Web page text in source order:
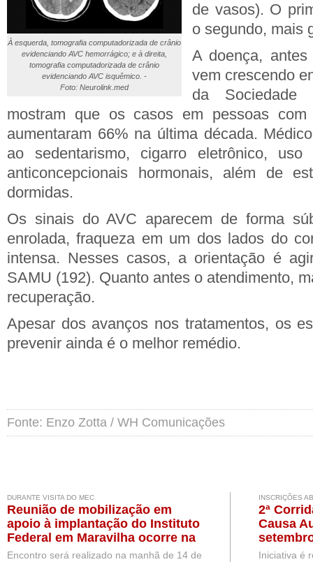
À esquerda, tomografia computadorizada de crânio
evidenciando AVC hemorrágico; e à direita,
tomografia computadorizada de crânio
evidenciando AVC isquêmico. -
Foto: Neurolink.med
de vasos). O
o segundo, mais
A doença,
vem crescendo
da Sociedade
mostram que os casos em pessoas
aumentaram 66% na última década.
ao sedentarismo, cigarro eletrônico,
anticoncepcionais hormonais, além de
dormidas.
Os sinais do AVC aparecem de forma
enrolada, fraqueza em um dos lados do
intensa. Nesses casos, a orientação é
SAMU (192). Quanto antes o atendimento,
recuperação.
Apesar dos avanços nos tratamentos, os
prevenir ainda é o melhor remédio.
Fonte: Enzo Zotta / WH Comunicações
DURANTE VISITA DO MEC
Reunião de mobilização em
apoio à implantação do Instituto
Federal em Maravilha ocorre na
próxima semana, durante visita
Encontro será realizado na manhã de 14 de
INSCRIÇÕES
2ª
Causa
Iniciativa é